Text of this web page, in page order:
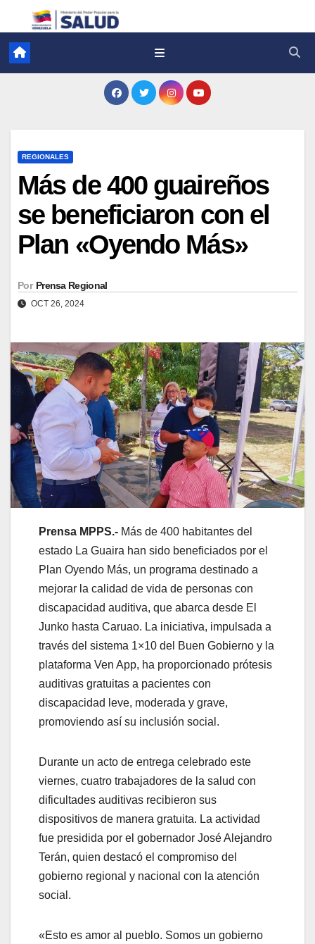
REGIONALES
Más de 400 guaireños
se beneficiaron con el
Plan «Oyendo Más»
Por Prensa Regional
OCT 26, 2024
Prensa MPPS.- Más de 400 habitantes del
estado La Guaira han sido beneficiados por el
Plan Oyendo Más, un programa destinado a
mejorar la calidad de vida de personas con
discapacidad auditiva, que abarca desde El
Junko hasta Caruao. La iniciativa, impulsada a
través del sistema 1×10 del Buen Gobierno y la
plataforma Ven App, ha proporcionado prótesis
auditivas gratuitas a pacientes con
discapacidad leve, moderada y grave,
promoviendo así su inclusión social.
Durante un acto de entrega celebrado este
viernes, cuatro trabajadores de la salud con
dificultades auditivas recibieron sus
dispositivos de manera gratuita. La actividad
fue presidida por el gobernador José Alejandro
Terán, quien destacó el compromiso del
gobierno regional y nacional con la atención
social.
«Esto es amor al pueblo. Somos un gobierno